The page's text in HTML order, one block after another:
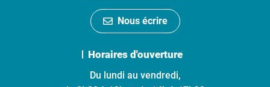
Nous écrire
Horaires d'ouverture
Du lundi au vendredi,